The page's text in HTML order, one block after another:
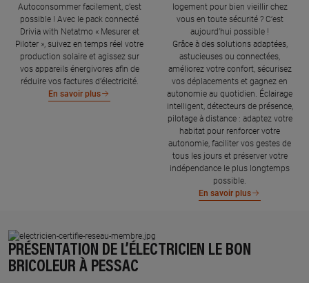
Autoconsommer facilement, c’est
possible ! Avec le pack connecté
Drivia with Netatmo « Mesurer et
Piloter », suivez en temps réel votre
production solaire et agissez sur
vos appareils énergivores afin de
réduire vos factures d’électricité.
En savoir plus
logement pour bien vieillir chez
vous en toute sécurité ? C’est
aujourd’hui possible !
Grâce à des solutions adaptées,
astucieuses ou connectées,
améliorez votre confort, sécurisez
vos déplacements et gagnez en
autonomie au quotidien. Éclairage
intelligent, détecteurs de présence,
pilotage à distance : adaptez votre
habitat pour renforcer votre
autonomie, faciliter vos gestes de
tous les jours et préserver votre
indépendance le plus longtemps
possible.
En savoir plus
PRÉSENTATION DE L’ÉLECTRICIEN LE BON
BRICOLEUR À PESSAC